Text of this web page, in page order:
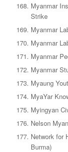
Myanmar
Strike
Myanmar
Myanmar
Myanmar
Myanmar
Myaung
MyaYar
Myingyan
Nelson
Network for
Burma)